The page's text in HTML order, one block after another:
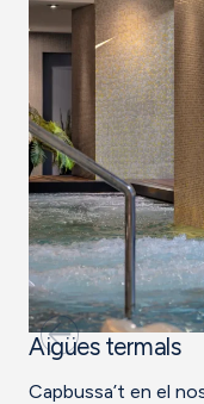
Aigües termals
Capbussa’t en el